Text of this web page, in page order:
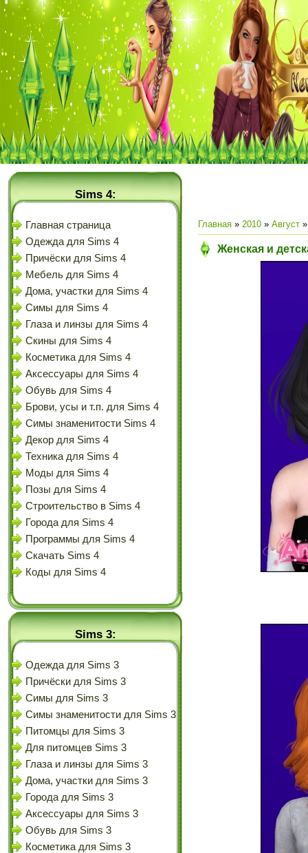
Sims 4:
Главная страница
Одежда для Sims 4
Причёски для Sims 4
Мебель для Sims 4
Дома, участки для Sims 4
Симы для Sims 4
Глаза и линзы для Sims 4
Скины для Sims 4
Косметика для Sims 4
Аксессуары для Sims 4
Обувь для Sims 4
Брови, усы и т.п. для Sims 4
Симы знаменитости Sims 4
Декор для Sims 4
Техника для Sims 4
Моды для Sims 4
Позы для Sims 4
Строительство в Sims 4
Города для Sims 4
Программы для Sims 4
Скачать Sims 4
Коды для Sims 4
Sims 3:
Одежда для Sims 3
Причёски для Sims 3
Симы для Sims 3
Симы знаменитости для Sims 3
Питомцы для Sims 3
Для питомцев Sims 3
Глаза и линзы для Sims 3
Дома, участки для Sims 3
Города для Sims 3
Аксессуары для Sims 3
Обувь для Sims 3
Косметика для Sims 3
Главная » 2010 » Август »
Женская и